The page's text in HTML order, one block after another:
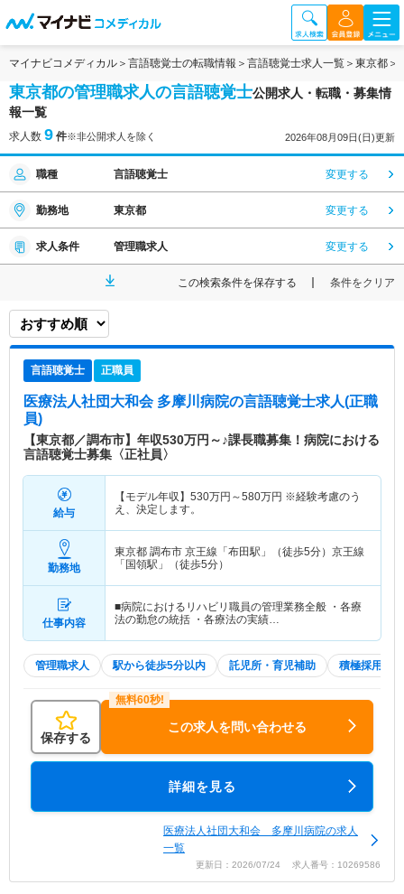
マイナビコメディカル 言語聴覚士の転職情報 言語聴覚士求人一覧 東京都
東京都の管理職求人の言語聴覚士公開求人・転職・募集情
報一覧
求人数 9 件※非公開求人を除く 2026年08月09日(日)更新
職種 言語聴覚士 変更する
勤務地 東京都 変更する
求人条件 管理職求人 変更する
この検索条件を保存する 条件をクリア
言語聴覚士 正職員
医療法人社団大和会 多摩川病院の言語聴覚士求人(正職
員)
【東京都／調布市】年収530万円～♪課長職募集！病院における
言語聴覚士募集〈正社員〉
給与
【モデル年収】 530万円～580万円 ※経験考慮のう
え、決定します。
勤務地
東京都 調布市 京王線「布田駅」（徒歩5分）京王線
「国領駅」（徒歩5分）
仕事内容
■病院におけるリハビリ職員の管理業務全般 ・各療
法の勤怠の統括 ・各療法の実績…
管理職求人 駅から徒歩5分以内 託児所・育児補助 積極採用中
保存する
この求人を問い合わせる
詳細を見る
医療法人社団大和会 多摩川病院の求人
一覧
更新日：2026/07/24 求人番号：10269586